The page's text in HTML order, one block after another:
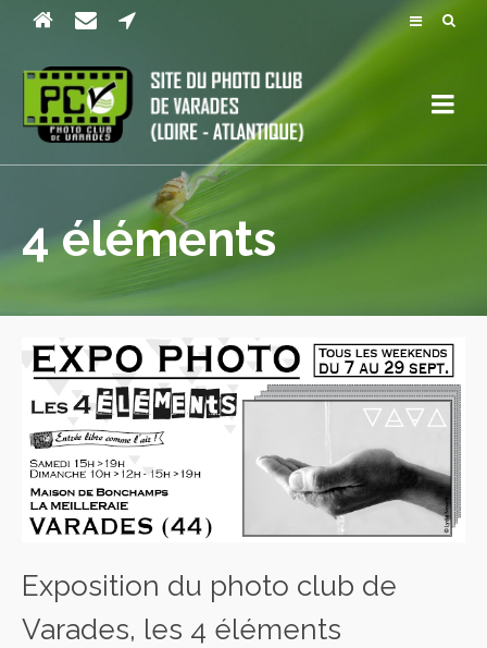
4 éléments
Exposition du photo club de
Varades, les 4 éléments